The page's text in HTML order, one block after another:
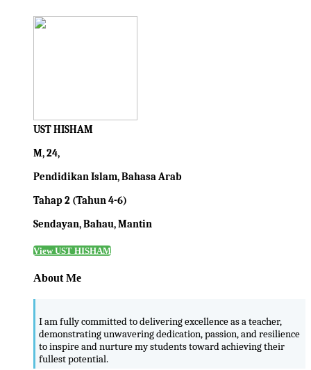
UST HISHAM
M, 24,
Pendidikan Islam, Bahasa Arab
Tahap 2 (Tahun 4-6)
Sendayan, Bahau, Mantin
View UST HISHAM
About Me
I am fully committed to delivering excellence as a teacher,
demonstrating unwavering dedication, passion, and resilience
to inspire and nurture my students toward achieving their
fullest potential.